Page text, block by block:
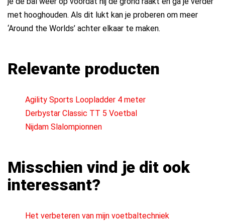
met hooghouden. Als dit lukt kan je proberen om meer
‘Around the Worlds’ achter elkaar te maken.
Relevante producten
Agility Sports Loopladder 4 meter
Derbystar Classic TT 5 Voetbal
Nijdam Slalompionnen
Misschien vind je dit ook
interessant?
Het verbeteren van mijn voetbaltechniek